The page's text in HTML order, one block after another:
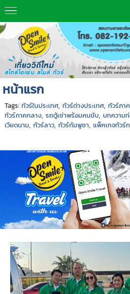
หน้าแรก
Tags: ทัวร์ในประเทศ, ทัวร์ต่างประเทศ, ทัวร์ภา
ทัวร์ภาคกลาง, รถตู้เช่าพร้อมคนขับ, บทความ
เวียดนาม, ทัวร์ลาว, ทัวร์กัมพูชา, แพ็คเกจทัว